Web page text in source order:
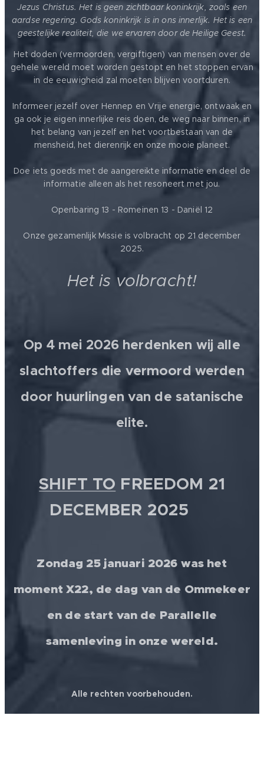
Jezus Christus. Het is geen zichtbaar koninkrijk, zoals een
aardse regering. Gods koninkrijk is in ons innerlijk. Het is een
geestelijke realiteit, die we ervaren door de Heilige Geest.
Het doden (vermoorden, vergiftigen) van mensen over de
gehele wereld moet worden gestopt en het stoppen ervan
in de eeuwigheid zal moeten blijven voortduren.
Informeer jezelf over Hennep en Vrije energie, ontwaak en
ga ook je eigen innerlijke reis doen, de weg naar binnen, in
het belang van jezelf en het voortbestaan van de
mensheid, het dierenrijk en onze mooie planeet.
Doe iets goeds met de aangereikte informatie en deel de
informatie alleen als het resoneert met jou.
Openbaring 13 - Romeinen 13 - Daniël 12
Onze gezamenlijk Missie is volbracht op 21 december
2025.
Het is volbracht!
Op 4 mei 2026 herdenken wij alle
slachtoffers die vermoord werden
door huurlingen van de satanische
elite.
SHIFT TO FREEDOM 21
DECEMBER 2025 💫
Zondag 25 januari 2026 was het
moment X22, de dag van de Ommekeer
en de start van de Parallelle
samenleving in onze wereld.
Alle rechten voorbehouden.